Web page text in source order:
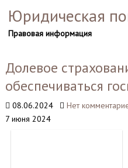
Юридическая
Правовая информация
Долевое
обеспечиваться
08.06.2024
Нет
7 июня 2024